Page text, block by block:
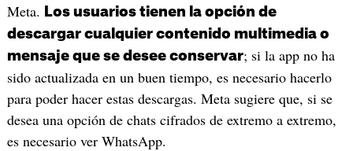
Meta.
Los usuarios tienen la opción de
descargar cualquier contenido multimedia o
mensaje que se desee conservar; si la app no ha
sido actualizada en un buen tiempo, es necesario hacerlo
para poder hacer estas descargas. Meta sugiere que, si se
desea una opción de chats cifrados de extremo a extremo,
es necesario ver WhatsApp.